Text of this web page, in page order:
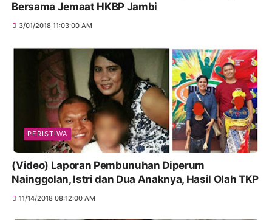
Bersama Jemaat HKBP Jambi
3/01/2018 11:03:00 AM
PERISTIWA
(Video) Laporan Pembunuhan Diperum
Nainggolan, Istri dan Dua Anaknya, Hasil Olah TKP
11/14/2018 08:12:00 AM